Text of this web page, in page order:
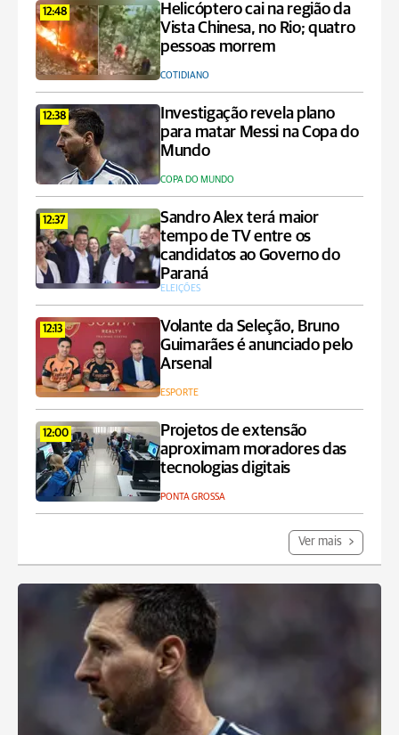
12:48
Helicóptero cai na região da
Vista Chinesa, no Rio; quatro
pessoas morrem
COTIDIANO
12:38
Investigação revela plano
para matar Messi na Copa do
Mundo
COPA DO MUNDO
12:37
Sandro Alex terá maior
tempo de TV entre os
candidatos ao Governo do
Paraná
ELEIÇÕES
12:13
Volante da Seleção, Bruno
Guimarães é anunciado pelo
Arsenal
ESPORTE
12:00
Projetos de extensão
aproximam moradores das
tecnologias digitais
PONTA GROSSA
Ver mais